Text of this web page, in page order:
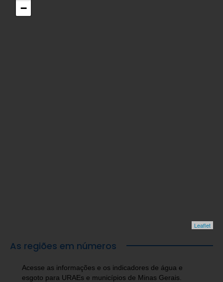
−
Leaflet
As regiões em números
Acesse as informações e os indicadores de água e
esgoto para URAEs e municípios de Minas Gerais.